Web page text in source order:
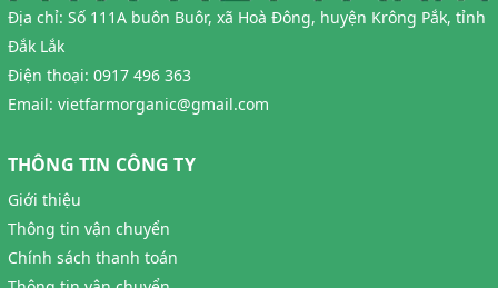
Địa chỉ: Số 111A buôn Buôr, xã Hoà Đông, huyện Krông Pắk, tỉnh
Đắk Lắk
Điện thoại: 0917 496 363
Email: vietfarmorganic@gmail.com
THÔNG TIN CÔNG TY
Giới thiệu
Thông tin vận chuyển
Chính sách thanh toán